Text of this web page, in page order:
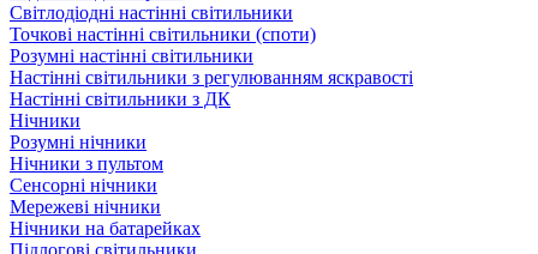
Світлодіодні настінні світильники
Точкові настінні світильники (споти)
Розумні настінні світильники
Настінні світильники з регулюванням яскравості
Настінні світильники з ДК
Нічники
Розумні нічники
Нічники з пультом
Сенсорні нічники
Мережеві нічники
Нічники на батарейках
Підлогові світильники